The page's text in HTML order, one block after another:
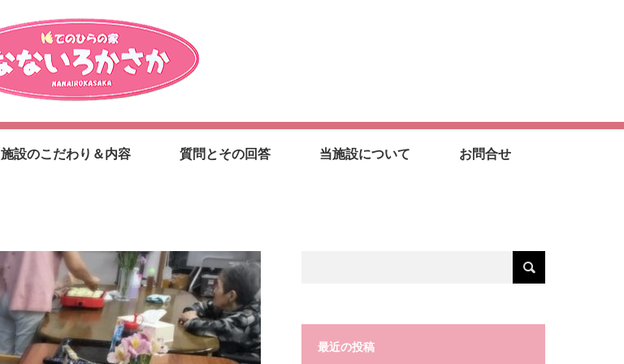
施設のこだわり＆内容 質問とその回答 当施設について お問合せ
最近の投稿